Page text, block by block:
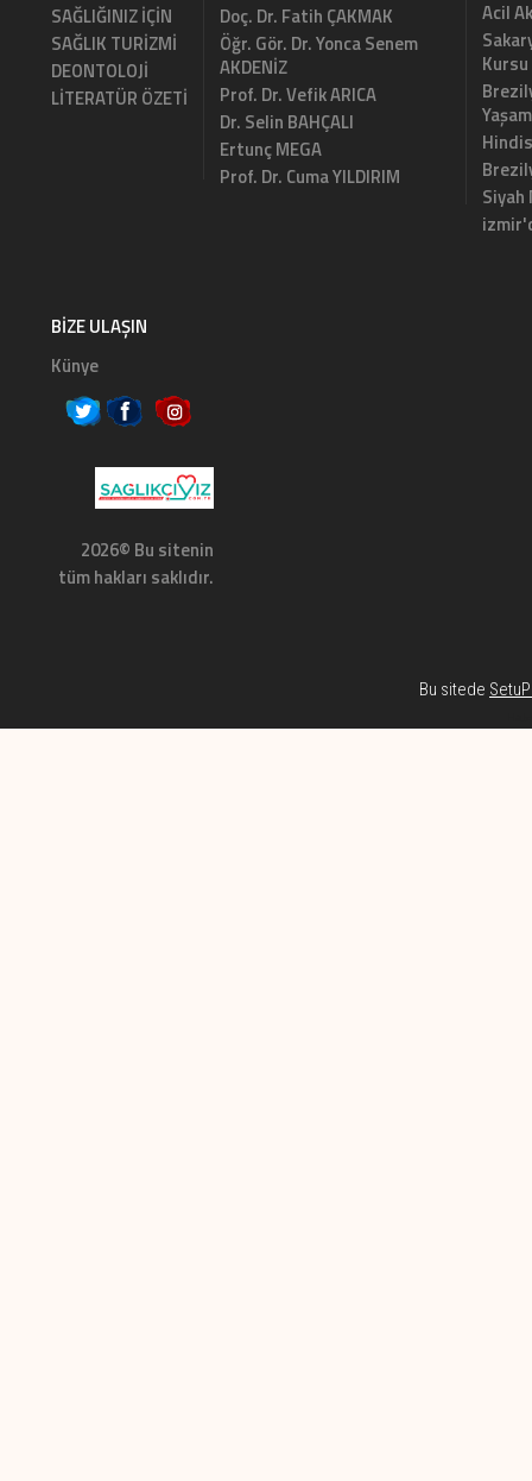
SAĞLIĞINIZ İÇİN
SAĞLIK TURİZMİ
DEONTOLOJİ
LİTERATÜR ÖZETİ
Doç. Dr. Fatih ÇAKMAK
Öğr. Gör. Dr. Yonca Senem
AKDENİZ
Prof. Dr. Vefik ARICA
Dr. Selin BAHÇALI
Ertunç MEGA
Prof. Dr. Cuma YILDIRIM
Acil
Kursu
Yaşam
BIZE ULAŞIN
Künye
2026© Bu sitenin
tüm hakları saklıdır.
Bu sitede SetuP